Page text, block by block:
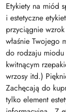
Etykiety na miód
i estetyczne
przyciągnie
właśnie Twojego
do rodzaju
kwitnącym
wrzosy itd.)
Zachęcają do
tylko element